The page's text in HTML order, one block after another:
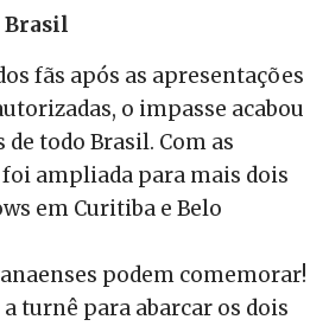
Brasil
fãs após as apresentações
o impasse acabou
todo Brasil. Com as
ampliada para mais dois
em Curitiba e Belo
podem comemorar!
turnê para abarcar os dois